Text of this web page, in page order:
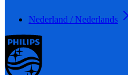
Nederland / Nederlands